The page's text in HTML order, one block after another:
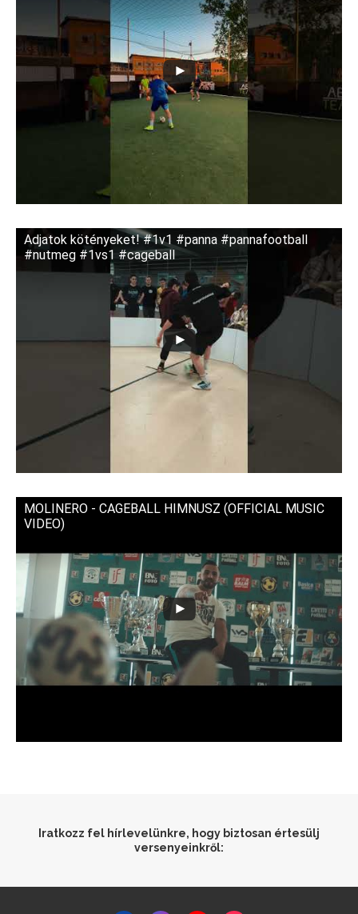
Adjatok kötényeket! #1v1 #panna #pannafootball
#nutmeg #1vs1 #cageball
MOLINERO - CAGEBALL HIMNUSZ (OFFICIAL MUSIC
VIDEO)
Iratkozz fel hírlevelünkre, hogy biztosan értesülj
versenyeinkről: